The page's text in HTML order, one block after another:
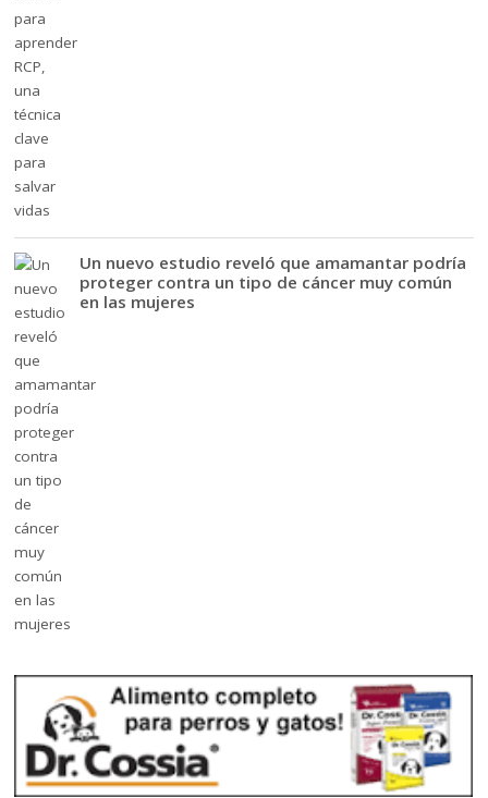
Un nuevo estudio reveló que amamantar podría
proteger contra un tipo de cáncer muy común
en las mujeres